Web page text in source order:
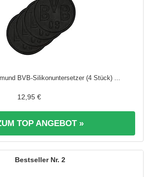
BVB-Silikonuntersetzer (4 Stück) ...
12,95 €
TOP ANGEBOT »
2